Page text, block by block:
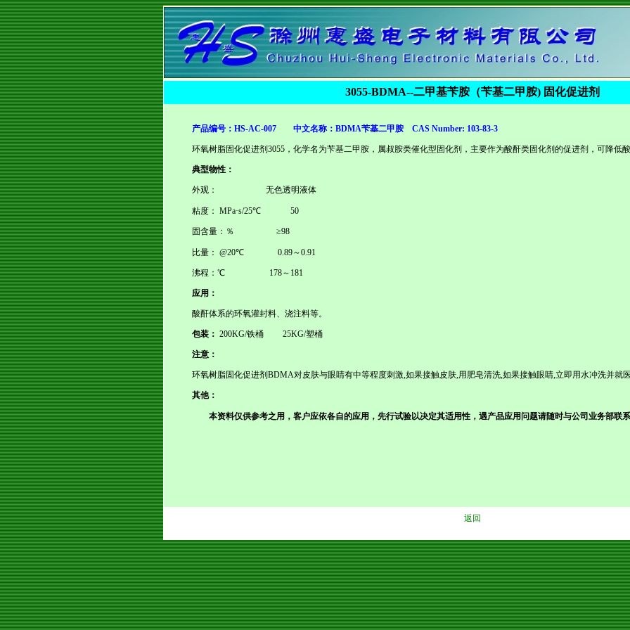
3055-BDMA--二甲基苄胺（苄基二甲胺) 固化促进剂
产品编号： HS-AC-007 中文名称： BDMA苄基二甲胺 CAS Number: 103-83-3
环氧树脂固化促进剂 3055 ，化学名为苄基二甲胺，属叔胺类催化型固化剂，主要作为酸酐类固化剂的促进剂，可降低
典型物性：
外观： 无色透明液体
粘度： MPa·s/25℃ 50
固含量：％ ≥98
比量： @20℃ 0.89～0.91
沸程：℃ 178～ 181
应用：
酸酐体系的环氧灌封料、浇注料等。
包装： 200KG/铁桶 25KG/塑桶
注意：
环氧树脂固化促进剂 BDMA对皮肤与眼睛有中等程度刺激,如果接触皮肤,用肥皂清洗,如果接触眼睛,立即用水冲洗并就医
其他：
本资料仅供参考之用，客户应依各自的应用，先行试验以决定其适用性，遇产品应用问题请随时与公司业务部联系
返回